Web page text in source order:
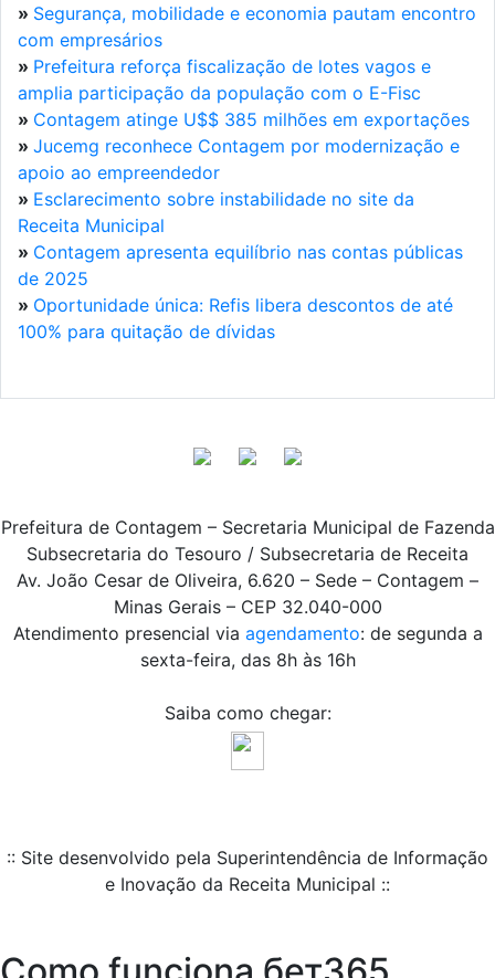
» Segurança, mobilidade e economia pautam encontro
com empresários
» Prefeitura reforça fiscalização de lotes vagos e
amplia participação da população com o E-Fisc
» Contagem atinge U$$ 385 milhões em exportações
» Jucemg reconhece Contagem por modernização e
apoio ao empreendedor
» Esclarecimento sobre instabilidade no site da
Receita Municipal
» Contagem apresenta equilíbrio nas contas públicas
de 2025
» Oportunidade única: Refis libera descontos de até
100% para quitação de dívidas
Prefeitura de Contagem – Secretaria Municipal de Fazenda
Subsecretaria do Tesouro / Subsecretaria de Receita
Av. João Cesar de Oliveira, 6.620 – Sede – Contagem –
Minas Gerais – CEP 32.040-000
Atendimento presencial via agendamento: de segunda a
sexta-feira, das 8h às 16h
Saiba como chegar:
:: Site desenvolvido pela Superintendência de Informação
e Inovação da Receita Municipal ::